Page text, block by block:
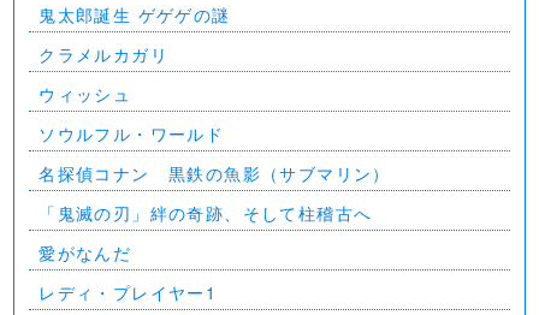
⻤太郎誕生 ゲゲゲの謎
クラメルカガリ
ウィッシュ
ソウルフル・ワールド
名探偵コナン 黒鉄の魚影（サブマリン）
「鬼滅の刃」絆の奇跡、そして柱稽古へ
愛がなんだ
レディ・プレイヤー1